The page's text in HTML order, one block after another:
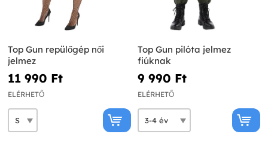
Top Gun repülőgép női
jelmez
11 990 Ft‎
ELÉRHETŐ
Top Gun pilóta jelmez
fiúknak
9 990 Ft‎
ELÉRHETŐ